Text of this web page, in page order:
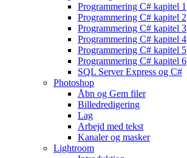
Programmering C# kapitel 1
Programmering C# kapitel 2
Programmering C# kapitel 3
Programmering C# kapitel 4
Programmering C# kapitel 5
Programmering C# kapitel 6
SQL Server Express og C#
Photoshop
Åbn og Gem filer
Billedredigering
Lag
Arbejd med tekst
Kanaler og masker
Lightroom